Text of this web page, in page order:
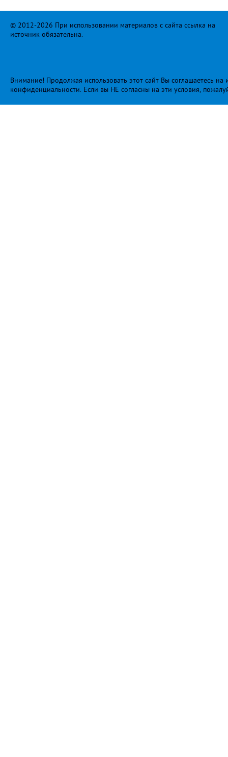
© 2012-2026 При использовании материалов с сайта ссылка на
источник обязательна.
Внимание! Продолжая использовать этот сайт Вы соглашаетесь
конфиденциальности. Если вы НЕ согласны на эти условия,